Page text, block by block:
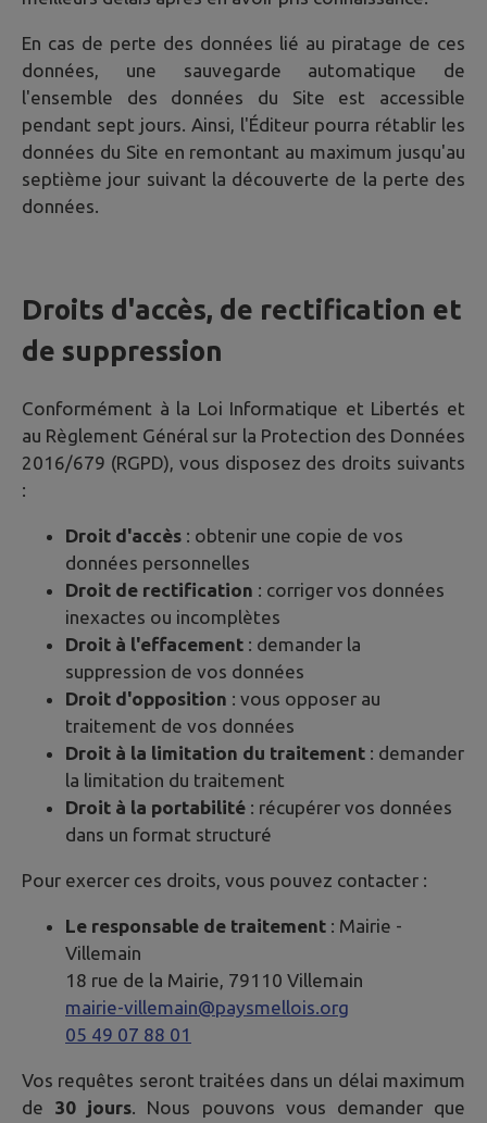
En cas de perte des données lié au piratage de ces
données, une sauvegarde automatique de
l'ensemble des données du Site est accessible
pendant sept jours. Ainsi, l'Éditeur pourra rétablir les
données du Site en remontant au maximum jusqu'au
septième jour suivant la découverte de la perte des
données.
Droits d'accès, de rectification et
de suppression
Conformément à la Loi Informatique et Libertés et
au Règlement Général sur la Protection des Données
2016/679 (RGPD), vous disposez des droits suivants
:
Droit d'accès : obtenir une copie de vos
données personnelles
Droit de rectification : corriger vos données
inexactes ou incomplètes
Droit à l'effacement : demander la
suppression de vos données
Droit d'opposition : vous opposer au
traitement de vos données
Droit à la limitation du traitement : demander
la limitation du traitement
Droit à la portabilité : récupérer vos données
dans un format structuré
Pour exercer ces droits, vous pouvez contacter :
Le responsable de traitement : Mairie -
Villemain
18 rue de la Mairie, 79110 Villemain
mairie-villemain@paysmellois.org
05 49 07 88 01
Vos requêtes seront traitées dans un délai maximum
de 30 jours. Nous pouvons vous demander que